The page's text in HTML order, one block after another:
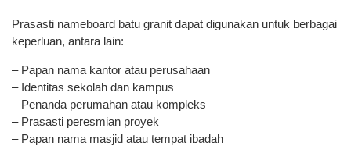
Prasasti nameboard batu granit dapat digunakan untuk berbagai
keperluan, antara lain:
– Papan nama kantor atau perusahaan
– Identitas sekolah dan kampus
– Penanda perumahan atau kompleks
– Prasasti peresmian proyek
– Papan nama masjid atau tempat ibadah